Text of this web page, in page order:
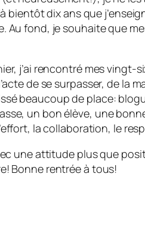
bientôt dix ans que
Au fond, je souhaite que
j’ai rencontré mes vingt-
de se surpasser, de la
beaucoup de place:
un bon élève, une
la collaboration, le
une attitude plus que
Bonne rentrée à tous!